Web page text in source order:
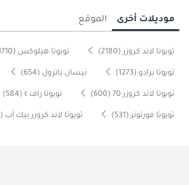
موديلات أخرى الموقع
تويوتا لاند كروزر (2180) تويوتا هيلوكس (1710)
تويوتا برادو (1273) نيسان باترول (654)
تويوتا لاند كروزر 70 (600) تويوتا راف ٤ (584)
تويوتا فورتونر (531) تويوتا لاند كروزر بيك آب (530)